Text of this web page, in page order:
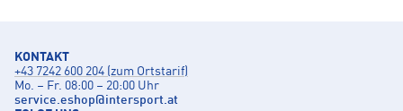
KONTAKT
+43 7242 600 204 (zum Ortstarif)
Mo. – Fr. 08:00 – 20:00 Uhr
service.eshop@intersport.at